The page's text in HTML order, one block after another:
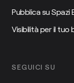
Pubblica su Spazi
Visibilità per il tuo
SEGUICI SU